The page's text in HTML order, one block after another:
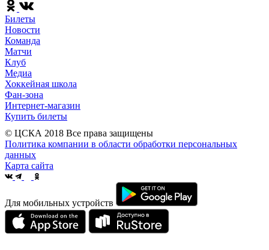
Билеты
Новости
Команда
Матчи
Клуб
Медиа
Хоккейная школа
Фан-зона
Интернет-магазин
Купить билеты
© ЦСКА 2018 Все права защищены
Политика компании в области обработки персональных
данных
Карта сайта
Для мобильных устройств